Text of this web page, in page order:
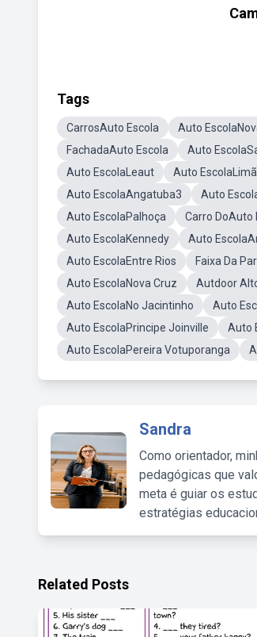
Tags
CarrosAuto Escola Auto
FachadaAuto Escola
Auto
Auto EscolaLeaut
Auto
Auto EscolaAngatuba3
Auto
Auto EscolaPalhoça
Carro DoAuto
Auto EscolaKennedy
Auto
Auto EscolaEntre Rios
Faixa Da
Auto EscolaNova Cruz
Autdoor
Auto EscolaNo Jacintinho
Auto
Auto EscolaPrincipe Joinville
Auto
Auto EscolaPereira Votuporanga
Sandra
Como orientador,
pedagógicas que
meta é guiar os
estratégias
Related Posts